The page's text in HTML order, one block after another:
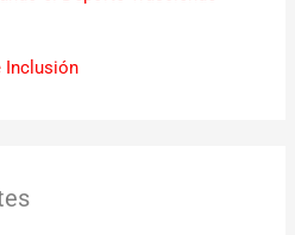
Inclusión